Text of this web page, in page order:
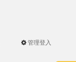
User
管理登入